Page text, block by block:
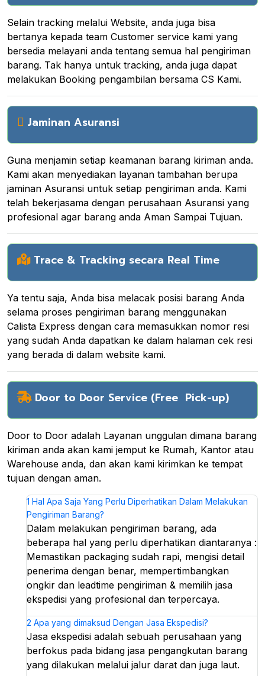
Selain tracking melalui Website, anda juga bisa
bertanya kepada team Customer service kami yang
bersedia melayani anda tentang semua hal pengiriman
barang. Tak hanya untuk tracking, anda juga dapat
melakukan Booking pengambilan bersama CS Kami.
Jaminan Asuransi
Guna menjamin setiap keamanan barang kiriman anda.
Kami akan menyediakan layanan tambahan berupa
jaminan Asuransi untuk setiap pengiriman anda. Kami
telah bekerjasama dengan perusahaan Asuransi yang
profesional agar barang anda Aman Sampai Tujuan.
Trace & Tracking secara Real Time
Ya tentu saja, Anda bisa melacak posisi barang Anda
selama proses pengiriman barang menggunakan
Calista Express dengan cara memasukkan nomor resi
yang sudah Anda dapatkan ke dalam halaman cek resi
yang berada di dalam website kami.
Door to Door Service (Free Pick-up)
Door to Door adalah Layanan unggulan dimana barang
kiriman anda akan kami jemput ke Rumah, Kantor atau
Warehouse anda, dan akan kami kirimkan ke tempat
tujuan dengan aman.
1 Hal Apa Saja Yang Perlu Diperhatikan Dalam Melakukan
Pengiriman Barang?
Dalam melakukan pengiriman barang, ada
beberapa hal yang perlu diperhatikan diantaranya :
Memastikan packaging sudah rapi, mengisi detail
penerima dengan benar, mempertimbangkan
ongkir dan leadtime pengiriman & memilih jasa
ekspedisi yang profesional dan terpercaya.
2 Apa yang dimaksud Dengan Jasa Ekspedisi?
Jasa ekspedisi adalah sebuah perusahaan yang
berfokus pada bidang jasa pengangkutan barang
yang dilakukan melalui jalur darat dan juga laut.